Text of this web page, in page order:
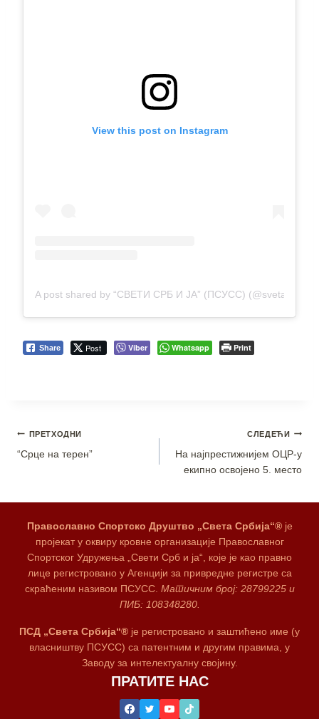
View this post on Instagram
A post shared by “СВЕТИ СРБ И ЈА” (ПСУСС) (@sveta_srbija)
Share Post Viber Whatsapp Print
ПРЕТХОДНИ
“Срце на терен”
СЛЕДЕЋИ
На најпрестижнијем ОЦР-у
екипно освојено 5. место
Православно Спортско Друштво „Света Србија“®је
пројекат у оквиру кровне организације Православног
Спортског Удружења „Свети Срб и ја“, које је као правно
лице регистровано у Агенцији за привредне регистре са
скраћеним називом ПСУСС. Матичним број: 28799225 и
ПИБ: 108348280.
ПСД „Света Србија“® је регистровано и заштићено име (у
власништву ПСУСС) са патентним и другим правима, у
Заводу за интелектуалну својину.
ПРАТИТЕ НАС